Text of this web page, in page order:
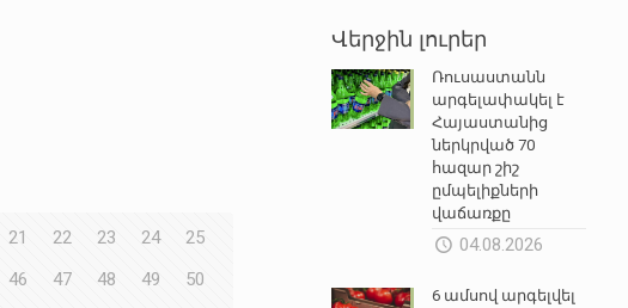
21 22 23 24
25
46 47 48 49
50
Վերջին լուրեր
Ռուսաստանն
արգելափակել է
Հայաստանից
ներկրված 70
հազար շիշ
ըմպելիքների
վաճառքը
04.08.2026
6 ամսով արգելվել